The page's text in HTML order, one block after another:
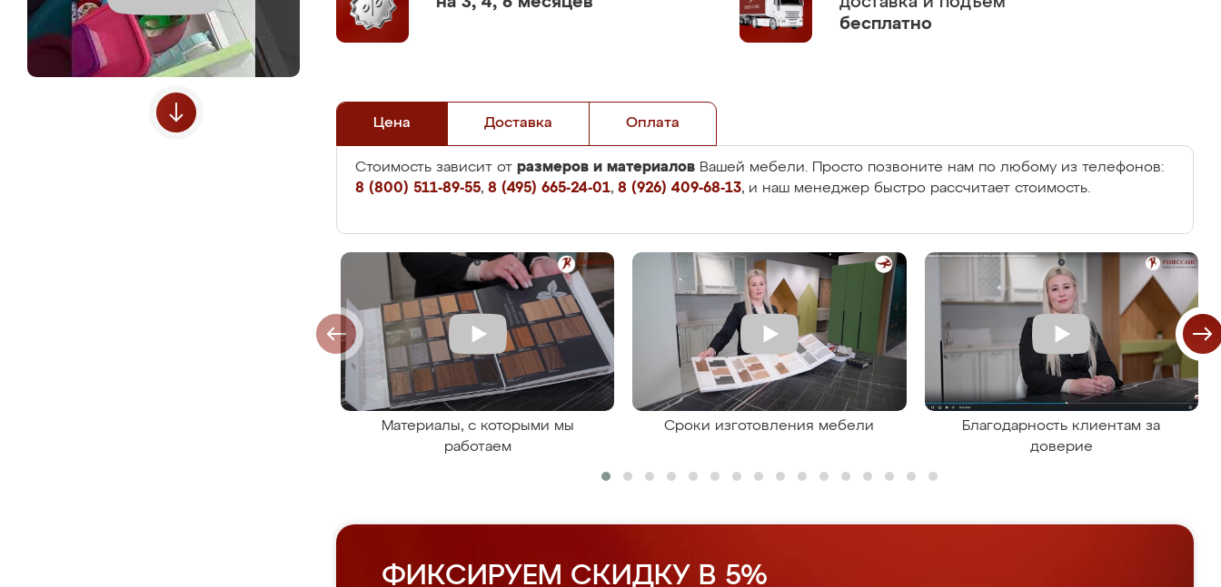
бесплатно
Цена Доставка Оплата
Стоимость зависит от размеров и материалов Вашей мебели. Просто позвоните нам по любому из телефонов:
8 (800) 511-89-55, 8 (495) 665-24-01, 8 (926) 409-68-13, и наш менеджер быстро рассчитает стоимость.
Материалы, с которыми мы
работаем
Сроки изготовления мебели
Благодарность клиентам за
доверие
ФИКСИРУЕМ СКИДКУ В 5%